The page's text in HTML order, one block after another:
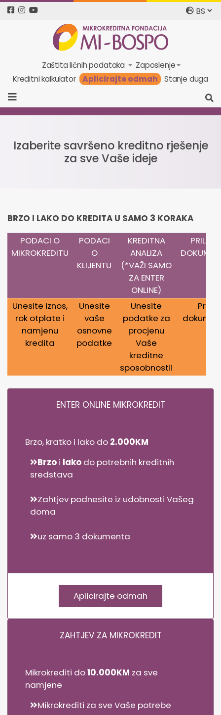
Zaštita ličnih podataka
Zaposlenje
Kreditni kalkulator
Aplicirajte odmah Stanje duga
Izaberite savršeno kreditno rješenje
za sve Vaše ideje
BRZO I LAKO DO KREDITA U SAMO 3 KORAKA
PODACI O
MIKROKREDITU
PODACI
O
KLIJENTU
KREDITNA
ANALIZA
(*VAŽI SAMO
ZA ENTER
ONLINE)
Unesite iznos,
rok otplate i
namjenu
kredita
Unesite
vaše
osnovne
podatke
Unesite
podatke za
procjenu
Vaše
kreditne
sposobnostii
ENTER ONLINE MIKROKREDIT
Brzo, kratko i lako do 2.000KM
Brzo i lako do potrebnih kreditnih
sredstava
Zahtjev podnesite iz udobnosti Vašeg
doma
uz samo 3 dokumenta
Aplicirajte odmah
ZAHTJEV ZA MIKROKREDIT
Mikrokrediti do10.000KM za sve
namjene
Mikrokrediti za sve Vaše potrebe